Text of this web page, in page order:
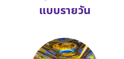
แบบรายวัน